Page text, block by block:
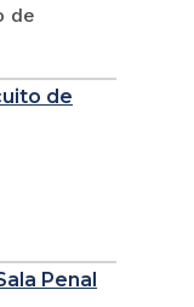
de
de
Penal